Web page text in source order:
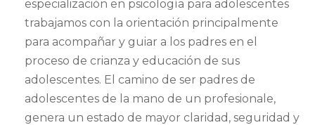
especialización en psicología para adolescentes
trabajamos con la orientación principalmente
para acompañar y guiar a los padres en el
proceso de crianza y educación de sus
adolescentes. El camino de ser padres de
adolescentes de la mano de un profesionale,
genera un estado de mayor claridad, seguridad y